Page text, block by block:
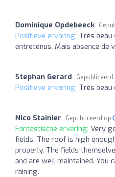
Dominique Opdebeeck
Positieve ervaring: Très beau
entretenus. Mais absence de
Stephan Gerard Gepubliceerd
Positieve ervaring: Très beau
Nico Stainier Gepubliceerd op
Fantastische ervaring: Very
fields. The roof is high
properly. The fields
and are well maintained. You
raining.